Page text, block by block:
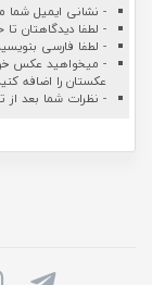
- نشانی ایمیل شما
- لطفا دیدگاهتان
- لطفا فارسی
- میخواهید عکس
عکستان را اضافه
- نظرات شما بعد از